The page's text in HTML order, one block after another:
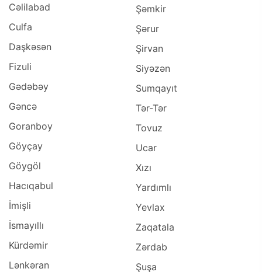
Cəlilabad
Culfa
Daşkəsən
Fizuli
Gədəbəy
Gəncə
Goranboy
Göyçay
Göygöl
Hacıqabul
İmişli
İsmayıllı
Kürdəmir
Lənkəran
Şəmkir
Şərur
Şirvan
Siyəzən
Sumqayıt
Tər-Tər
Tovuz
Ucar
Xızı
Yardımlı
Yevlax
Zaqatala
Zərdab
Şuşa